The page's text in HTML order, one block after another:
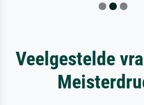
Veelgestelde